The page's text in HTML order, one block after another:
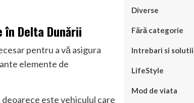
Delta Dunării
pentru a vă asigura
elemente de
este vehiculul care
Diverse
Fără categorie
Intrebari si solutii
LifeStyle
Mod de viata